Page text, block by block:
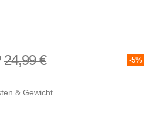
24,99 € 5%
& Gewicht